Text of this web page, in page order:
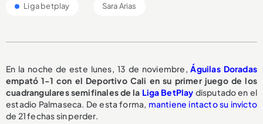
Liga betplay Sara Arias
En la noche de este lunes, 13 de noviembre,Águilas Doradas
empató 1-1 con el Deportivo Cali en su primer juego de los
cuadrangulares semifinales de la Liga BetPlay disputado en el
estadio Palmaseca. De esta forma, mantiene intacto su invicto
de 21 fechas sin perder.